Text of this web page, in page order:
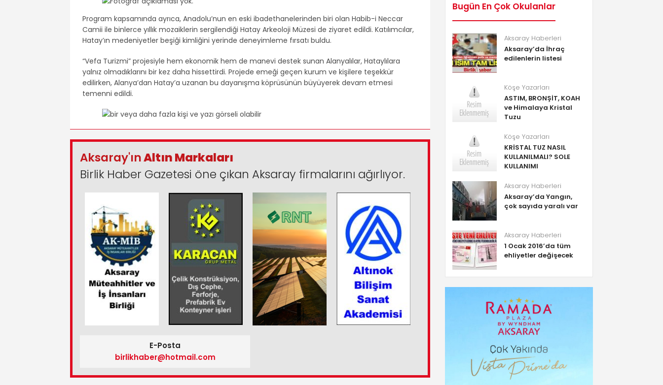
Program kapsamında ayrıca, Anadolu’nun en eski ibadethanelerinden biri olan Habib-i Neccar
Camii ile binlerce yıllık mozaiklerin sergilendiği Hatay Arkeoloji Müzesi de ziyaret edildi. Katılımcılar,
Hatay’ın medeniyetler beşiği kimliğini yerinde deneyimleme fırsatı buldu.
“Vefa Turizmi” projesiyle hem ekonomik hem de manevi destek sunan Alanyalılar, Hataylılara
yalnız olmadıklarını bir kez daha hissettirdi. Projede emeği geçen kurum ve kişilere teşekkür
edilirken, Alanya’dan Hatay’a uzanan bu dayanışma köprüsünün büyüyerek devam etmesi
temenni edildi.
Aksaray'ınAltın Markaları
Birlik Haber Gazetesi öne çıkan Aksaray firmalarını ağırlıyor.
E-Posta
birlikhaber@hotmail.com
Bugün En Çok Okulanlar
Aksaray Haberleri
Aksaray’da İhraç
edilenlerin listesi
Köşe Yazarları
ASTIM, BRONŞİT, KOAH
ve Himalaya Kristal
Tuzu
Köşe Yazarları
KRİSTAL TUZ NASIL
KULLANILMALI? SOLE
KULLANIMI
Aksaray Haberleri
Aksaray’da Yangın,
çok sayıda yaralı var
Aksaray Haberleri
1 Ocak 2016’da tüm
ehliyetler değişecek